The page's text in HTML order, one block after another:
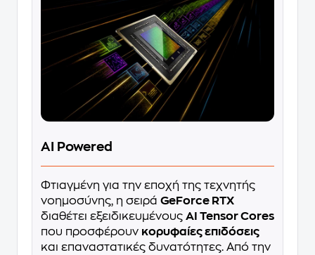
AI Powered
Φτιαγμένη για την εποχή της τεχνητής
νοημοσύνης, η σειρά GeForce RTX
διαθέτει εξειδικευμένους AI Tensor Cores
που προσφέρουν κορυφαίες επιδόσεις
και επαναστατικές δυνατότητες. Από την